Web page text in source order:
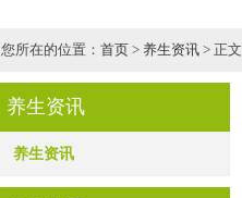
您所在的位置： 首页 > 养生资讯 > 正文
养生资讯
养生资讯